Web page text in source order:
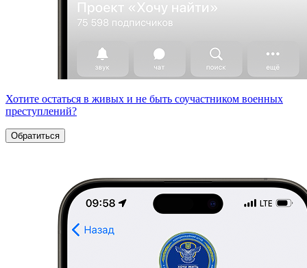
Хотите остаться в живых и не быть соучастником военных
преступлений?
Обратиться